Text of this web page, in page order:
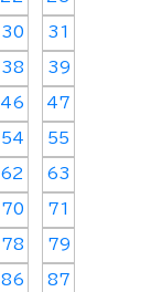
30 31
38 39
46 47
54 55
62 63
70 71
78 79
86 87